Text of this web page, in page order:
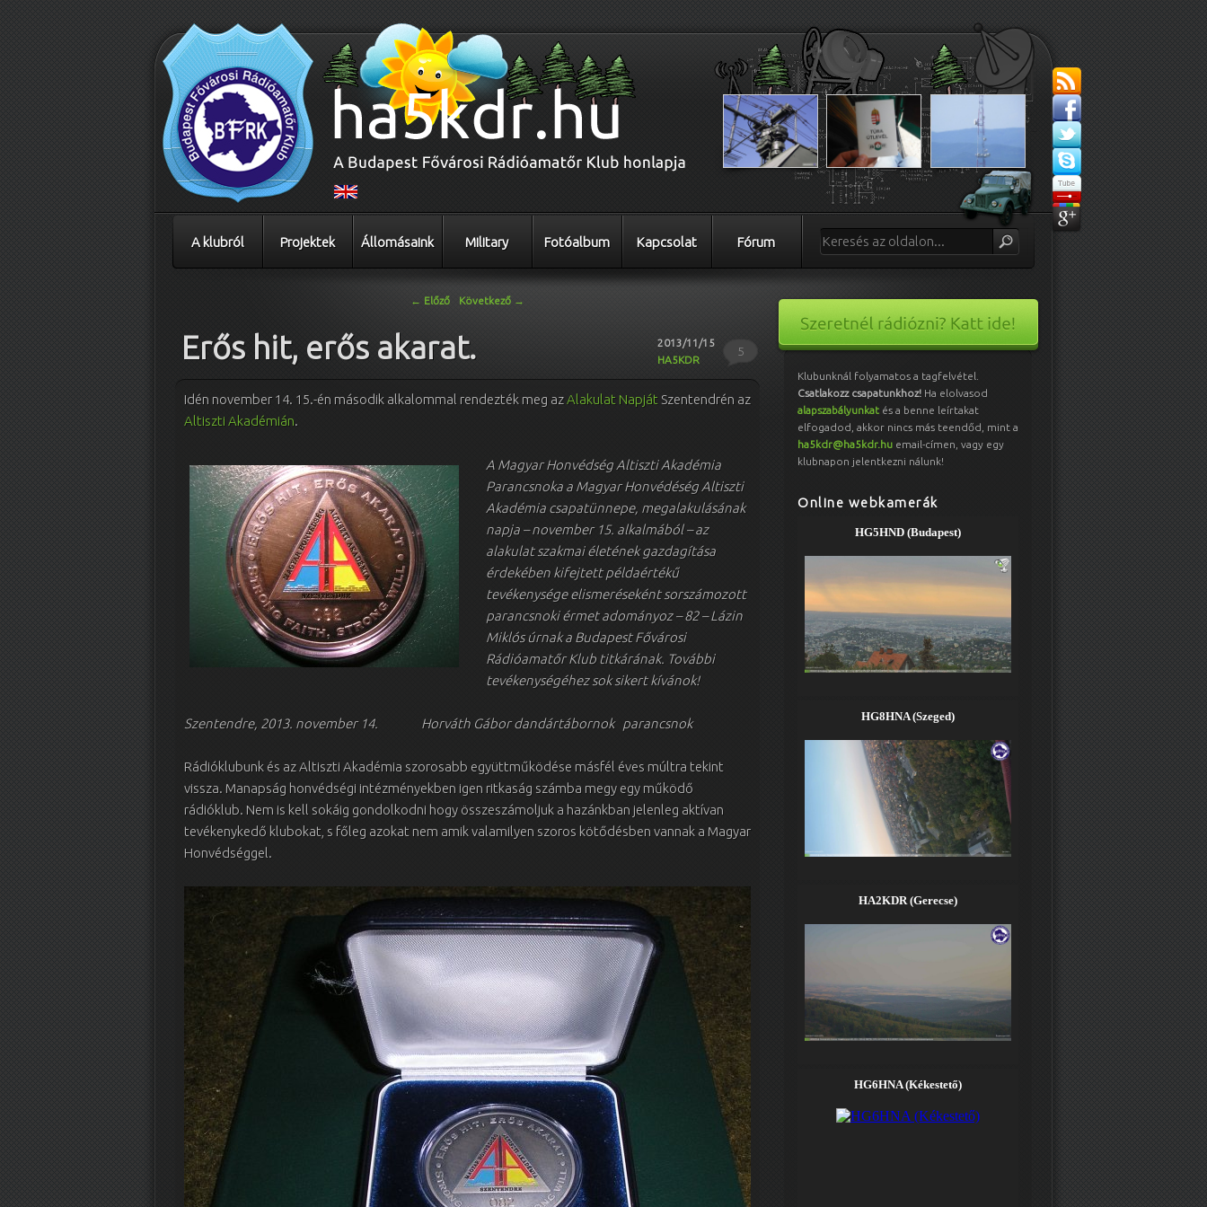
A klubról Projektek Állomásaink Military Fotóalbum Kapcsolat Fórum
← Előző Következő →
Erős hit, erős akarat.
2013/11/15
HA5KDR
5
Idén november 14. 15.-én második alkalommal rendezték meg azAlakulat Napját Szentendrén az
Altiszti Akadémián.
A Magyar Honvédség Altiszti Akadémia
Parancsnoka a MagyarHonvédéség Altiszti
Akadémia csapatünnepe, megalakulásának
napja – november 15. alkalmából – az
alakulat szakmai életének gazdagítása
érdekében kifejtett példaértékű
tevékenysége elismeréseként sorszámozott
parancsnoki érmet adományoz – 82 – Lázin
Miklós úrnak a Budapest Fővárosi
Rádióamatőr Klub titkárának. További
tevékenységéhez sok sikert kívánok!
Szentendre, 2013. november 14. Horváth Gábor dandártábornok parancsnok
Rádióklubunk és az Altiszti Akadémia szorosabb együttműködése másfél éves múltra tekint
vissza. Manapság honvédségi intézményekben igen ritkaság számba megy egy működő
rádióklub. Nem is kell sokáig gondolkodni hogy összeszámoljuk a hazánkban jelenleg aktívan
tevékenykedő klubokat, s főleg azokat nem amik valamilyen szoros kötődésben vannak a Magyar
Honvédséggel.
Klubunknál folyamatos a tagfelvétel.
Csatlakozz csapatunkhoz! Ha elolvasod
alapszabályunkat és a benne leírtakat
elfogadod, akkor nincs más teendőd, mint a
ha5kdr@ha5kdr.hu email-címen, vagy egy
klubnapon jelentkezni nálunk!
Online webkamerák